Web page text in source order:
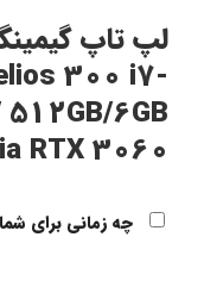
300 i7-
6GB
RTX 3060
چه زمانی برای